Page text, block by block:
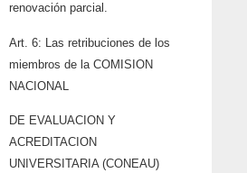
renovación parcial.
Art. 6: Las retribuciones de los
miembros de la COMISION
NACIONAL
DE EVALUACION Y
ACREDITACION
UNIVERSITARIA (CONEAU)